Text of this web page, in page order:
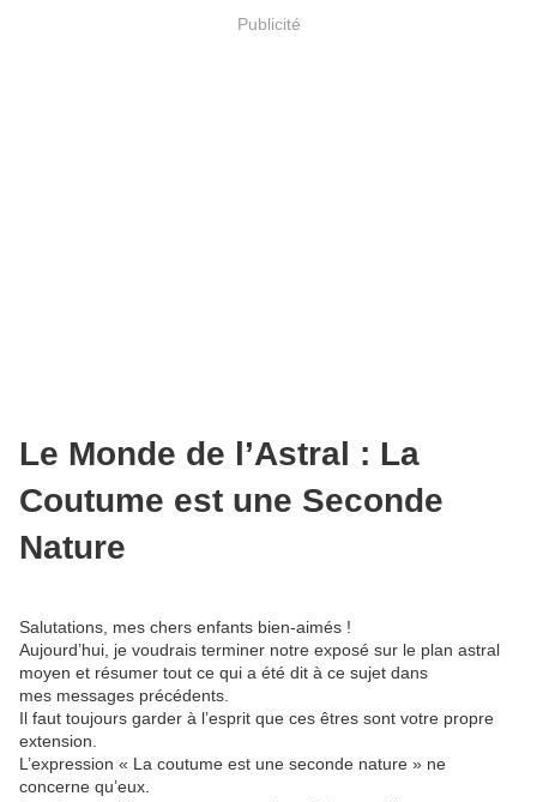
Publicité
Le Monde de l’Astral : La
Coutume est une Seconde
Nature
Salutations, mes chers enfants bien-aimés !
Aujourd’hui, je voudrais terminer notre exposé sur le plan astral
moyen et résumer tout ce qui a été dit à ce sujet dans
mes messages précédents.
Il faut toujours garder à l’esprit que ces êtres sont votre propre
extension.
L’expression « La coutume est une seconde nature » ne
concerne qu’eux.